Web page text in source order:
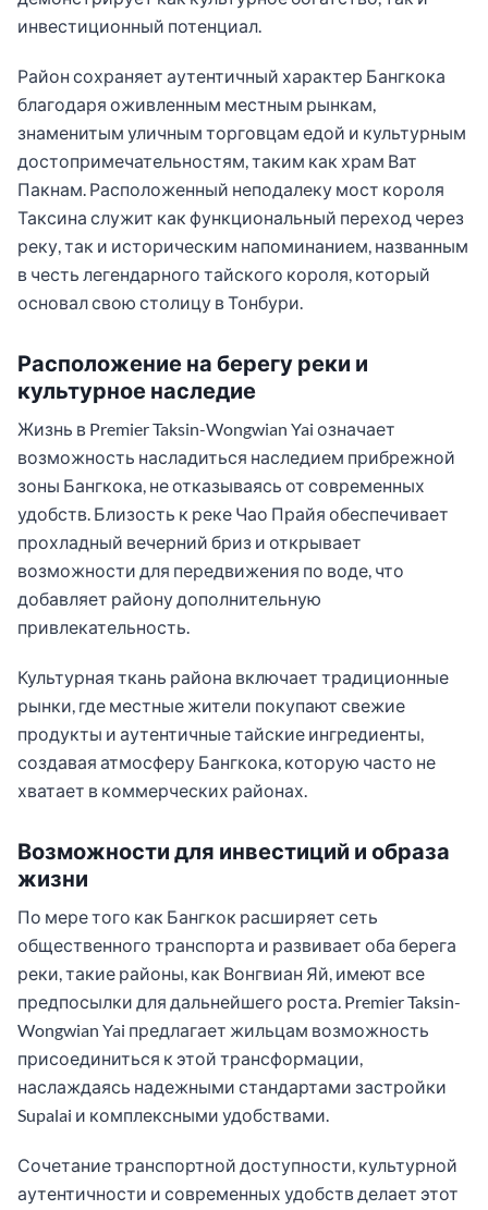
инвестиционный потенциал.
Район сохраняет аутентичный характер Бангкока
благодаря оживленным местным рынкам,
знаменитым уличным торговцам едой и культурным
достопримечательностям, таким как храм Ват
Пакнам. Расположенный неподалеку мост короля
Таксина служит как функциональный переход через
реку, так и историческим напоминанием, названным
в честь легендарного тайского короля, который
основал свою столицу в Тонбури.
Расположение на берегу реки и
культурное наследие
Жизнь в Premier Taksin-Wongwian Yai означает
возможность насладиться наследием прибрежной
зоны Бангкока, не отказываясь от современных
удобств. Близость к реке Чао Прайя обеспечивает
прохладный вечерний бриз и открывает
возможности для передвижения по воде, что
добавляет району дополнительную
привлекательность.
Культурная ткань района включает традиционные
рынки, где местные жители покупают свежие
продукты и аутентичные тайские ингредиенты,
создавая атмосферу Бангкока, которую часто не
хватает в коммерческих районах.
Возможности для инвестиций и образа
жизни
По мере того как Бангкок расширяет сеть
общественного транспорта и развивает оба берега
реки, такие районы, как Вонгвиан Яй, имеют все
предпосылки для дальнейшего роста. Premier Taksin-
Wongwian Yai предлагает жильцам возможность
присоединиться к этой трансформации,
наслаждаясь надежными стандартами застройки
Supalai и комплексными удобствами.
Сочетание транспортной доступности, культурной
аутентичности и современных удобств делает этот